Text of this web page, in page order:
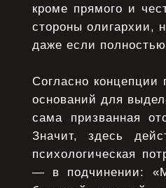
кроме прямого и
стороны олигархии,
даже если
Согласно концепции
оснований для
сама призванная
Значит, здесь
психологическая
— в подчинении: